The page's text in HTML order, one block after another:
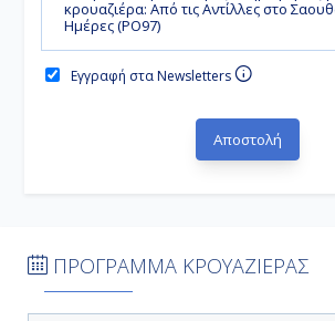
Εγγραφή στα Newsletters
ΠΡΟΓΡΑΜΜΑ ΚΡΟΥΑΖΙΕΡΑΣ